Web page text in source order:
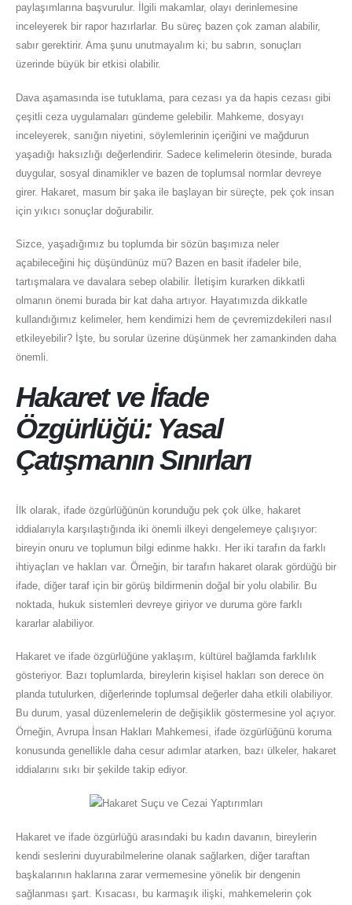
paylaşımlarına başvurulur. İlgili makamlar, olayı derinlemesine
inceleyerek bir rapor hazırlarlar. Bu süreç bazen çok zaman alabilir,
sabır gerektirir. Ama şunu unutmayalım ki; bu sabrın, sonuçları
üzerinde büyük bir etkisi olabilir.
Dava aşamasında ise tutuklama, para cezası ya da hapis cezası gibi
çeşitli ceza uygulamaları gündeme gelebilir. Mahkeme, dosyayı
inceleyerek, sanığın niyetini, söylemlerinin içeriğini ve mağdurun
yaşadığı haksızlığı değerlendirir. Sadece kelimelerin ötesinde, burada
duygular, sosyal dinamikler ve bazen de toplumsal normlar devreye
girer. Hakaret, masum bir şaka ile başlayan bir süreçte, pek çok insan
için yıkıcı sonuçlar doğurabilir.
Sizce, yaşadığımız bu toplumda bir sözün başımıza neler
açabileceğini hiç düşündünüz mü? Bazen en basit ifadeler bile,
tartışmalara ve davalara sebep olabilir. İletişim kurarken dikkatli
olmanın önemi burada bir kat daha artıyor. Hayatımızda dikkatle
kullandığımız kelimeler, hem kendimizi hem de çevremizdekileri nasıl
etkileyebilir? İşte, bu sorular üzerine düşünmek her zamankinden daha
önemli.
Hakaret ve İfade
Özgürlüğü: Yasal
Çatışmanın Sınırları
İlk olarak, ifade özgürlüğünün korunduğu pek çok ülke, hakaret
iddialarıyla karşılaştığında iki önemli ilkeyi dengelemeye çalışıyor:
bireyin onuru ve toplumun bilgi edinme hakkı. Her iki tarafın da farklı
ihtiyaçları ve hakları var. Örneğin, bir tarafın hakaret olarak gördüğü bir
ifade, diğer taraf için bir görüş bildirmenin doğal bir yolu olabilir. Bu
noktada, hukuk sistemleri devreye giriyor ve duruma göre farklı
kararlar alabiliyor.
Hakaret ve ifade özgürlüğüne yaklaşım, kültürel bağlamda farklılık
gösteriyor. Bazı toplumlarda, bireylerin kişisel hakları son derece ön
planda tutulurken, diğerlerinde toplumsal değerler daha etkili olabiliyor.
Bu durum, yasal düzenlemelerin de değişiklik göstermesine yol açıyor.
Örneğin, Avrupa İnsan Hakları Mahkemesi, ifade özgürlüğünü koruma
konusunda genellikle daha cesur adımlar atarken, bazı ülkeler, hakaret
iddialarını sıkı bir şekilde takip ediyor.
Hakaret ve ifade özgürlüğü arasındaki bu kadın davanın, bireylerin
kendi seslerini duyurabilmelerine olanak sağlarken, diğer taraftan
başkalarının haklarına zarar vermemesine yönelik bir dengenin
sağlanması şart. Kısacası, bu karmaşık ilişki, mahkemelerin çok